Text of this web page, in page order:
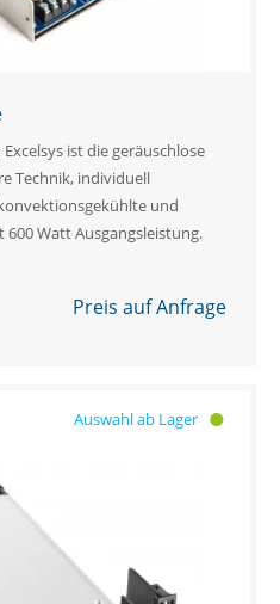
Excelsys ist die geräuschlose
Technik, individuell
und
Watt Ausgangsleistung.
Preis auf Anfrage
Auswahl ab Lager